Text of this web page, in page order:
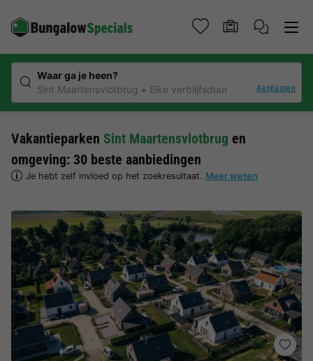
Waar ga je heen?
Sint Maartensvlotbrug
Elke verblijfsduur Aanpassen
Vakantieparken Sint Maartensvlotbrug en
omgeving: 30 beste aanbiedingen
Je hebt zelf invloed op het zoekresultaat. Meer weten